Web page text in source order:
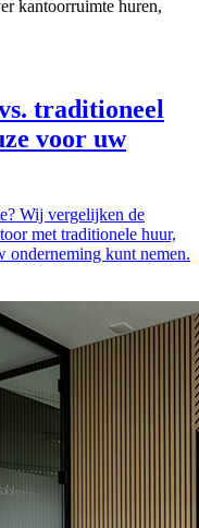
kantoorruimte huren,
traditioneel
voor uw
Wij vergelijken de
met traditionele huur,
onderneming kunt nemen.